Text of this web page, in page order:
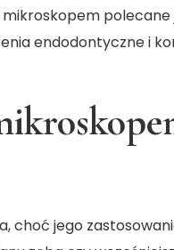
mikroskopem polecane
endodontyczne i
choć jego